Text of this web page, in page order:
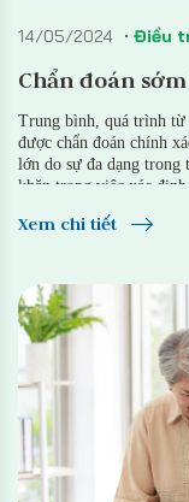
14/05/2024 Điều
Chẩn đoán
Trung bình, quá trình từ
được chẩn đoán chính
lớn do sự đa dạng trong
khăn trong việc xác
Xem chi tiết